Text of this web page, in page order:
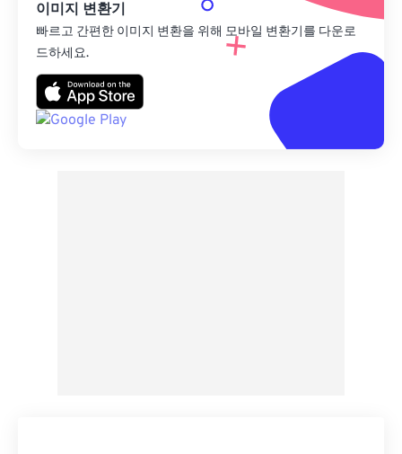
이미지 변환기
빠르고 간편한 이미지 변환을 위해 모바일 변환기를 다운로
드하세요.